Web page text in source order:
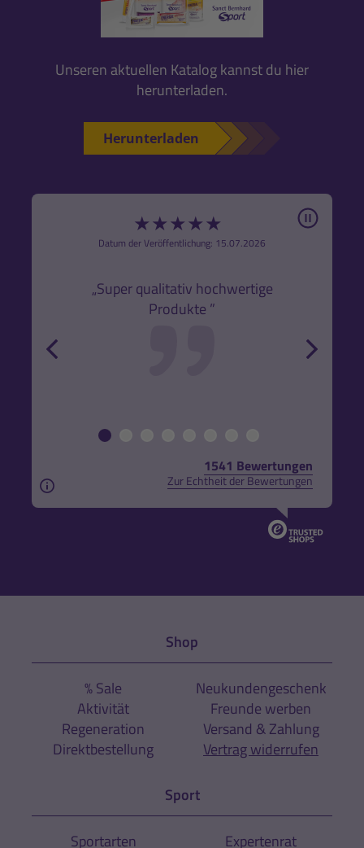
Unseren aktuellen Katalog kannst du hier
herunterladen.
Herunterladen
★★★★★
Datum der Veröffentlichung: 15.07.2026
„Super qualitativ hochwertige
Produkte ”
Pause
1541 Bewertungen
Zur Echtheit der Bewertungen
Aus rechtlichen Gründen weisen wir darauf hin,
Shop
% Sale
Aktivität
Regeneration
Direktbestellung
Neukundengeschenk
Freunde werben
Versand & Zahlung
Vertrag widerrufen
Sport
Sportarten Expertenrat